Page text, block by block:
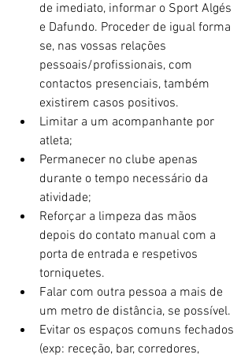
de imediato, informar o Sport Algés
e Dafundo. Proceder de igual forma
se, nas vossas relações
pessoais/profissionais, com
contactos presenciais, também
existirem casos positivos.
Limitar a um acompanhante por
atleta;
Permanecer no clube apenas
durante o tempo necessário da
atividade;
Reforçar a limpeza das mãos
depois do contato manual com a
porta de entrada e respetivos
torniquetes.
Falar com outra pessoa a mais de
um metro de distância, se possível.
Evitar os espaços comuns fechados
(exp: receção, bar, corredores,